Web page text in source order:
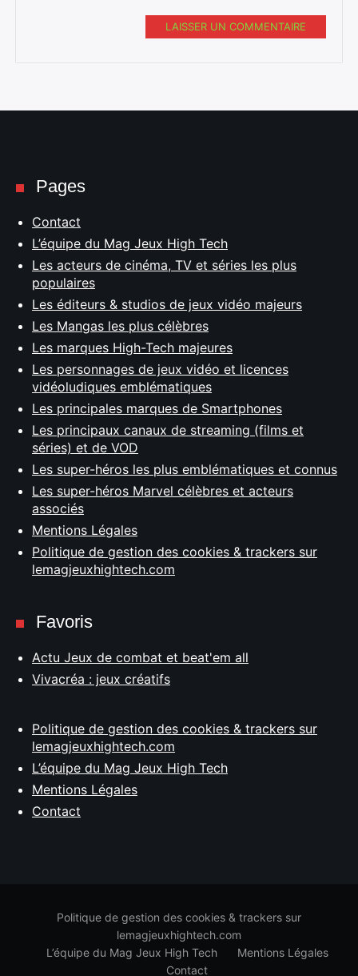
LAISSER UN COMMENTAIRE
Pages
Contact
L’équipe du Mag Jeux High Tech
Les acteurs de cinéma, TV et séries les plus
populaires
Les éditeurs & studios de jeux vidéo majeurs
Les Mangas les plus célèbres
Les marques High-Tech majeures
Les personnages de jeux vidéo et licences
vidéoludiques emblématiques
Les principales marques de Smartphones
Les principaux canaux de streaming (films et
séries) et de VOD
Les super-héros les plus emblématiques et connus
Les super-héros Marvel célèbres et acteurs
associés
Mentions Légales
Politique de gestion des cookies & trackers sur
lemagjeuxhightech.com
Favoris
Actu Jeux de combat et beat'em all
Vivacréa : jeux créatifs
Politique de gestion des cookies & trackers sur
lemagjeuxhightech.com
L’équipe du Mag Jeux High Tech
Mentions Légales
Contact
Politique de gestion des cookies & trackers sur
lemagjeuxhightech.com
L’équipe du Mag Jeux High Tech
Mentions Légales
Contact